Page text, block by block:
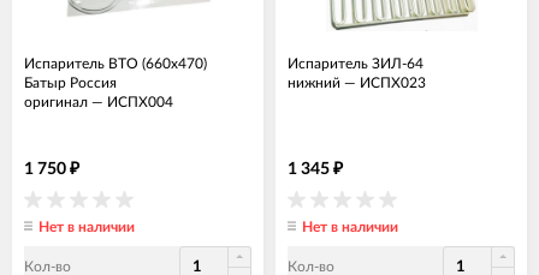
Испаритель ВТО (660x470)
Батыр Россия
оригинал — ИСПХ004
1 750 ₽
Нет в наличии
Кол-во
Испаритель ЗИЛ-64
нижний — ИСПХ023
1 345 ₽
Нет в наличии
Кол-во